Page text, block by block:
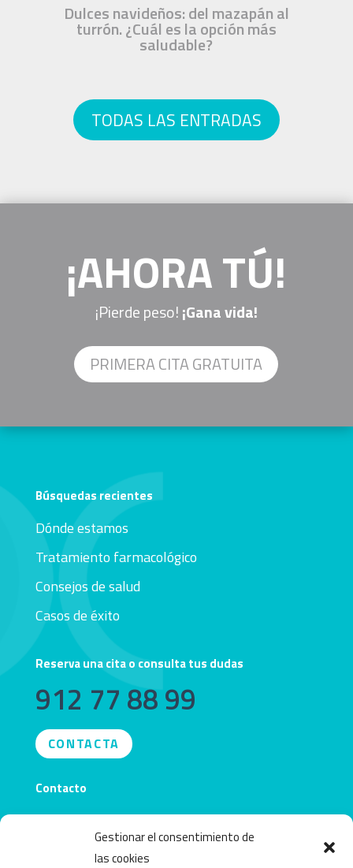
Gestionar el consentimiento de
las cookies
Dulces navideños: del mazapán al
turrón. ¿Cuál es la opción más
saludable?
TODAS LAS ENTRADAS
¡AHORA TÚ!
¡Pierde peso!¡Gana vida!
PRIMERA CITA GRATUITA
Búsquedas recientes
Dónde estamos
Tratamiento farmacológico
Consejos de salud
Casos de éxito
Reserva una cita o consulta tus dudas
912 77 88 99
CONTACTA
Contacto
info@obecentro.com